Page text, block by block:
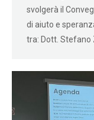
svolgerà il
di aiuto e
tra: Dott. Stefano